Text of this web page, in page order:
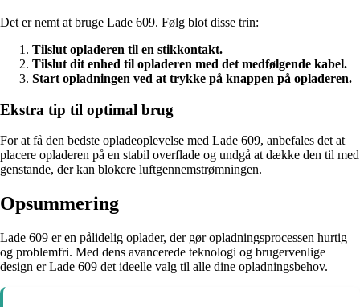
Det er nemt at bruge Lade 609. Følg blot disse trin:
Tilslut opladeren til en stikkontakt.
Tilslut dit enhed til opladeren med det medfølgende kabel.
Start opladningen ved at trykke på knappen på opladeren.
Ekstra tip til optimal brug
For at få den bedste opladeoplevelse med Lade 609, anbefales det at
placere opladeren på en stabil overflade og undgå at dække den til med
genstande, der kan blokere luftgennemstrømningen.
Opsummering
Lade 609 er en pålidelig oplader, der gør opladningsprocessen hurtig
og problemfri. Med dens avancerede teknologi og brugervenlige
design er Lade 609 det ideelle valg til alle dine opladningsbehov.